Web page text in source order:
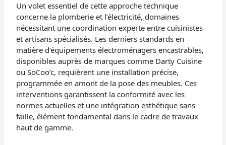
Un volet essentiel de cette approche technique
concerne la plomberie et l’électricité, domaines
nécessitant une coordination experte entre cuisinistes
et artisans spécialisés. Les derniers standards en
matière d’équipements électroménagers encastrables,
disponibles auprès de marques comme Darty Cuisine
ou SoCoo’c, requièrent une installation précise,
programmée en amont de la pose des meubles. Ces
interventions garantissent la conformité avec les
normes actuelles et une intégration esthétique sans
faille, élément fondamental dans le cadre de travaux
haut de gamme.